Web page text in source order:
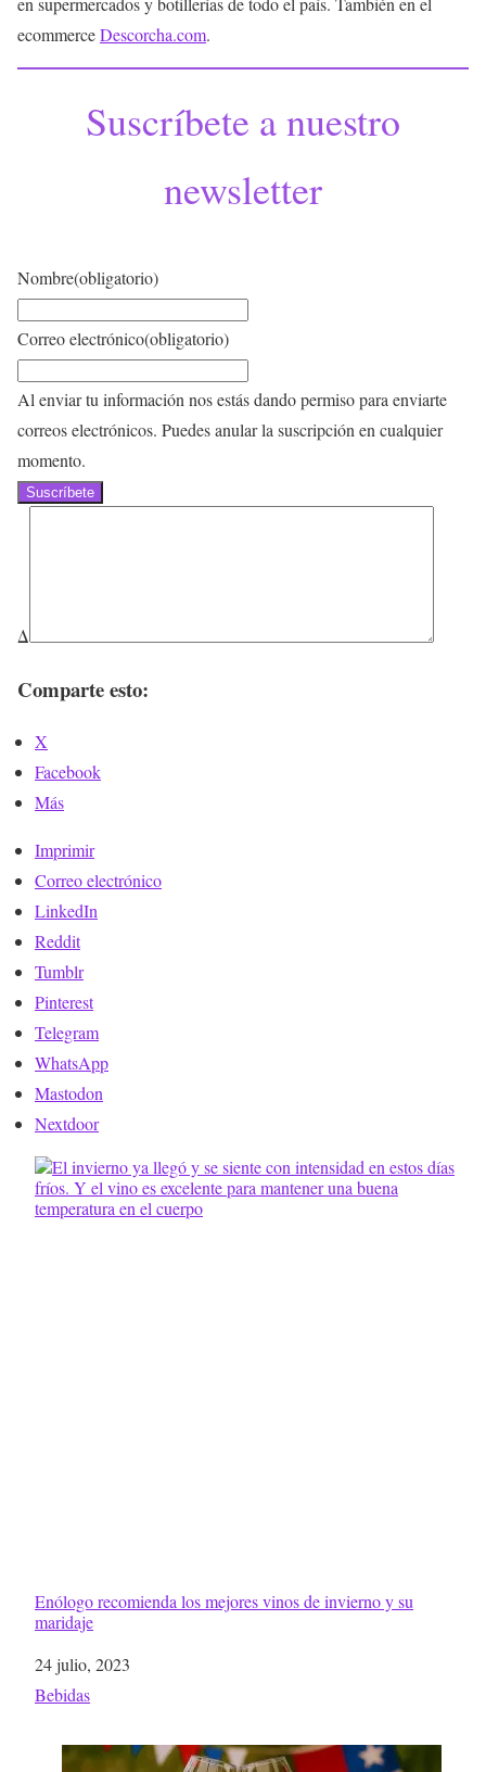
ecommerceDescorcha.com.
Suscríbete a nuestro
newsletter
Nombre(obligatorio)
Correo electrónico(obligatorio)
Al enviar tu información nos estás dando permiso para enviarte
correos electrónicos. Puedes anular la suscripción en cualquier
momento.
Suscríbete
Δ
Comparte esto:
X
Facebook
Más
Imprimir
Correo electrónico
LinkedIn
Reddit
Tumblr
Pinterest
Telegram
WhatsApp
Mastodon
Nextdoor
Enólogo recomienda los mejores vinos de invierno y su
maridaje
Fecha
24 julio, 2023
Respecto a
Bebidas